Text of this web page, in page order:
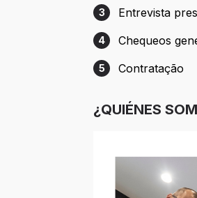
Etapa 3: Entrevista
3 Entrevista
Etapa 4: Chequeos
4 Chequeos
Etapa 5: Contratação
5 Contratação
¿QUIÉNES